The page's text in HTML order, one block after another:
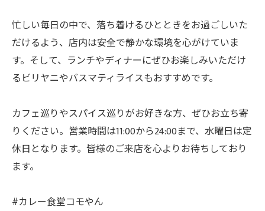
忙しい毎日の中で、落ち着けるひとときをお過ごしいた
だけるよう、店内は安全で静かな環境を心がけていま
す。そして、ランチやディナーにぜひお楽しみいただけ
るビリヤニやバスマティライスもおすすめです。
カフェ巡りやスパイス巡りがお好きな方、ぜひお立ち寄
りください。営業時間は11:00から24:00まで、水曜日は定
休日となります。皆様のご来店を心よりお待ちしており
ます。
#カレー食堂コモやん